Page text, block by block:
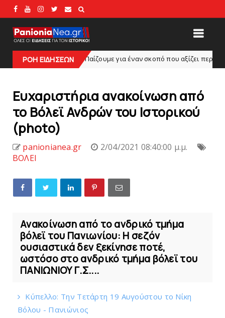
ΡΟΗ ΕΙΔΗΣΕΩΝ
«Παίζουμε για έναν σκοπό που αξίζει περισσότερο από κάθε
Ευχαριστήρια ανακοίνωση από
το Βόλεϊ Ανδρών του Ιστορικού
(photo)
panionianea.gr
2/04/2021 08:40:00 μ.μ.
ΒΟΛΕΙ
Ανακοίνωση από το ανδρικό τμήμα
βόλεϊ του Πανιωνίου: Η σεζόν
ουσιαστικά δεν ξεκίνησε ποτέ,
ωστόσο στο ανδρικό τμήμα βόλεϊ του
ΠΑΝΙΩΝΙΟΥ Γ.Σ....
Κύπελλο: Την Τετάρτη 19 Αυγούστου το Νίκη
Βόλου - Πανιώνιος